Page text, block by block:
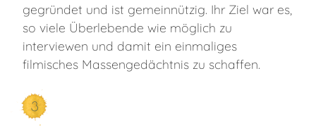
gegründet und ist gemeinnützig. Ihr Ziel war es,
so viele Überlebende wie möglich zu
interviewen und damit ein einmaliges
filmisches Massengedächtnis zu schaffen.
3